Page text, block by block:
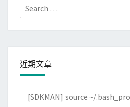
Search
for:
近期文章
[SDKMAN] source ~/